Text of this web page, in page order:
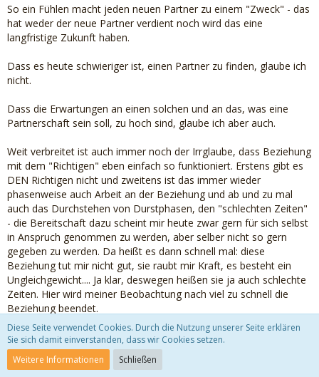
So ein Fühlen macht jeden neuen Partner zu einem "Zweck" - das
hat weder der neue Partner verdient noch wird das eine
langfristige Zukunft haben.
Dass es heute schwieriger ist, einen Partner zu finden, glaube ich
nicht.
Dass die Erwartungen an einen solchen und an das, was eine
Partnerschaft sein soll, zu hoch sind, glaube ich aber auch.
Weit verbreitet ist auch immer noch der Irrglaube, dass Beziehung
mit dem "Richtigen" eben einfach so funktioniert. Erstens gibt es
DEN Richtigen nicht und zweitens ist das immer wieder
phasenweise auch Arbeit an der Beziehung und ab und zu mal
auch das Durchstehen von Durstphasen, den "schlechten Zeiten"
- die Bereitschaft dazu scheint mir heute zwar gern für sich selbst
in Anspruch genommen zu werden, aber selber nicht so gern
gegeben zu werden. Da heißt es dann schnell mal: diese
Beziehung tut mir nicht gut, sie raubt mir Kraft, es besteht ein
Ungleichgewicht.... Ja klar, deswegen heißen sie ja auch schlechte
Zeiten. Hier wird meiner Beobachtung nach viel zu schnell die
Beziehung beendet.
Und meiner Beobachtung nach wird am Anfang einer möglichen
Beziehung einfach zu wenig genau hingeschaut und die rosa Brille
mit Macht aufbehalten. Und viele kennen sich selbst und ihre
Diese Seite verwendet Cookies. Durch die Nutzung unserer Seite erklären
Sie sich damit einverstanden, dass wir Cookies setzen.
Weitere Informationen
Schließen